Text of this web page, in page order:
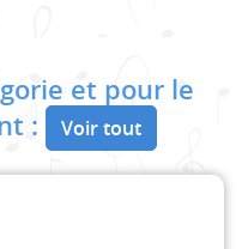
et pour le
:
Voir tout